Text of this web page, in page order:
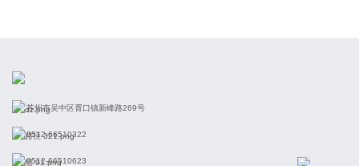
苏州市吴中区胥口镇新峰路269号
0512-66510322
0512-66510623